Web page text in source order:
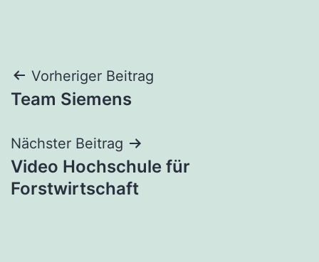
Beitragsnavigation
Vorheriger Beitrag
Team Siemens
Nächster Beitrag
Video Hochschule für
Forstwirtschaft